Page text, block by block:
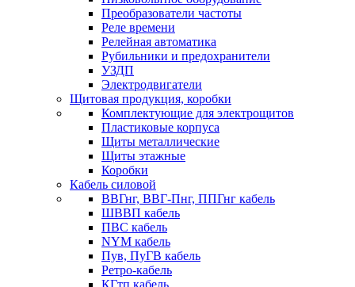
Преобразователи частоты
Реле времени
Релейная автоматика
Рубильники и предохранители
УЗДП
Электродвигатели
Щитовая продукция, коробки
Комплектующие для электрощитов
Пластиковые корпуса
Щиты металлические
Щиты этажные
Коробки
Кабель силовой
ВВГнг, ВВГ-Пнг, ППГнг кабель
ШВВП кабель
ПВС кабель
NYM кабель
Пув, ПуГВ кабель
Ретро-кабель
КГтп кабель